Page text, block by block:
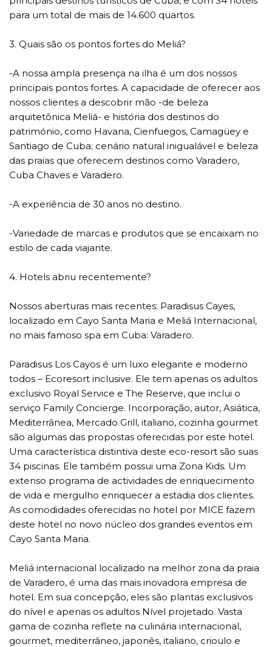
para um total de mais de 14.600 quartos.
3. Quais são os pontos fortes do Meliá?
-A nossa ampla presença na ilha é um dos nossos
principais pontos fortes. A capacidade de oferecer aos
nossos clientes a descobrir mão -de beleza
arquitetônica Meliá- e história dos destinos do
património, como Havana, Cienfuegos, Camagüey e
Santiago de Cuba; cenário natural inigualável e beleza
das praias que oferecem destinos como Varadero,
Cuba Chaves e Varadero.
-A experiência de 30 anos no destino.
-Variedade de marcas e produtos que se encaixam no
estilo de cada viajante.
4. Hotels abriu recentemente?
Nossos aberturas mais recentes: Paradisus Cayes,
localizado em Cayo Santa Maria e Meliá Internacional,
no mais famoso spa em Cuba: Varadero.
Paradisus Los Cayos é um luxo elegante e moderno
todos – Ecoresort inclusive. Ele tem apenas os adultos
exclusivo Royal Service e The Reserve, que inclui o
serviço Family Concierge. Incorporação, autor, Asiática,
Mediterrânea, Mercado Grill, italiano, cozinha gourmet
são algumas das propostas oferecidas por este hotel.
Uma característica distintiva deste eco-resort são suas
34 piscinas. Ele também possui uma Zona Kids. Um
extenso programa de actividades de enriquecimento
de vida e mergulho enriquecer a estadia dos clientes.
As comodidades oferecidas no hotel por MICE fazem
deste hotel no novo núcleo dos grandes eventos em
Cayo Santa Maria.
Meliá internacional localizado na melhor zona da praia
de Varadero, é uma das mais inovadora empresa de
hotel. Em sua concepção, eles são plantas exclusivos
do nível e apenas os adultos Nível projetado. Vasta
gama de cozinha reflete na culinária internacional,
gourmet, mediterrâneo, japonês, italiano, crioulo e